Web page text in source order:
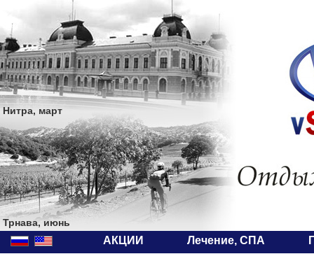
Нитра, март
Трнава, июнь
АКЦИИ Лечение, СПА